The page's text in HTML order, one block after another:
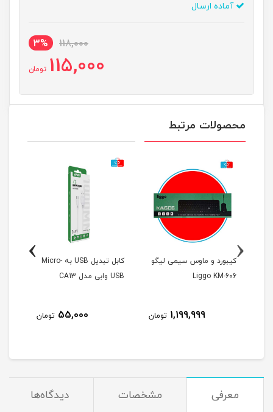
آماده ارسال
118,000
3%
115,000 تومان
محصولات مرتبط
کیبورد و ماوس سیمی لیگو
Liggo KM-606
1,199,999 تومان
کابل تبدیل USB به Micro-
USB وابی مدل CA13
55,000 تومان
‹
›
معرفی مشخصات دیدگاه‌ها